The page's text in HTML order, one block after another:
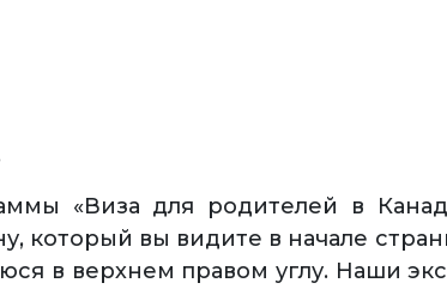
«Виза для родителей в
который вы видите в начале
в верхнем правом углу. Наши